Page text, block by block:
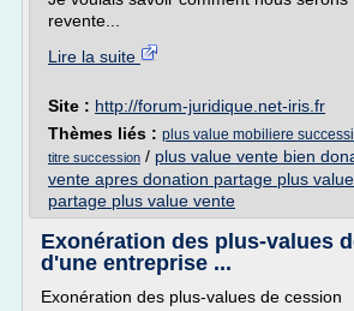
revente...
Lire la suite
Site : http://forum-juridique.net-iris.fr
Thèmes liés : plus value mobiliere
titre succession / plus value vente bien
vente apres donation partage plus value
partage plus value vente
Exonération des plus-values
d'une entreprise ...
Exonération des plus-values de cession